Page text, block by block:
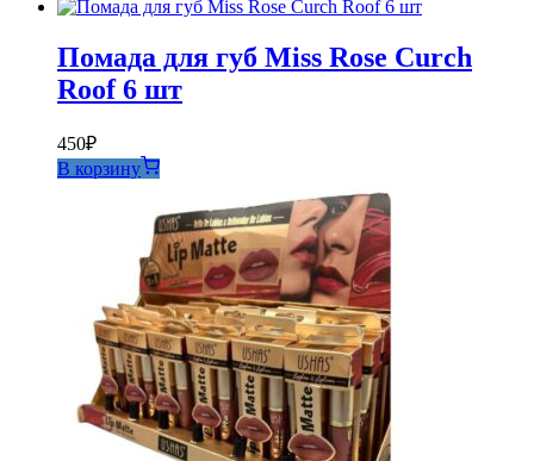
Помада для губ Miss Rose Curch
Roof 6 шт
450₽
В корзину